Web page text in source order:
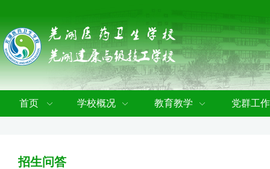
首页 学校概况 教育教学 党群工作
招生问答